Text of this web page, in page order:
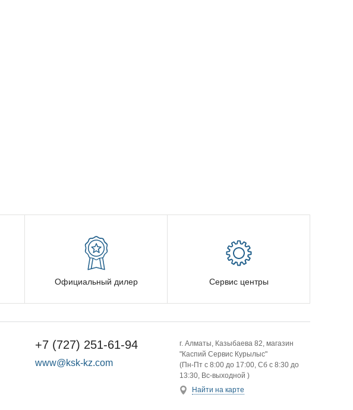
Официальный дилер Сервис центры
г. Алматы, Казыбаева 82, магазин
"Каспий Сервис Курылыс"
(Пн-Пт с 8:00 до 17:00, Сб с 8:30 до
13:30, Вс-выходной )
Найти на карте
+7 (727) 251-61-94
www@ksk-kz.com